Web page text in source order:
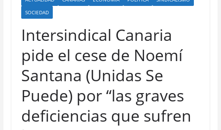
SOCIEDAD
Intersindical Canaria
pide el cese de Noemí
Santana (Unidas Se
Puede) por “las graves
deficiencias que sufren